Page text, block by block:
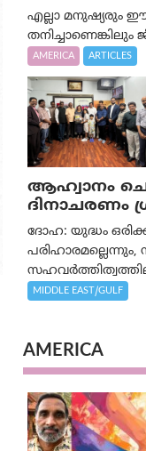
എല്ലാ മനുഷ്യരും
AMERICA ARTICLES
ആഹ്വാനം
ദിനാചരണം
ദോഹ: യുദ്ധം
MIDDLE EAST/GULF
AMERICA